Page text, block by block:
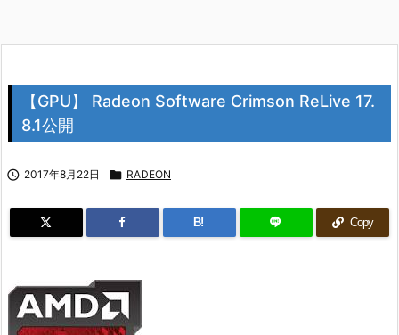
【GPU】 Radeon Software Crimson ReLive 17.
8.1公開
 2017年8月22日  RADEON
B! Copy